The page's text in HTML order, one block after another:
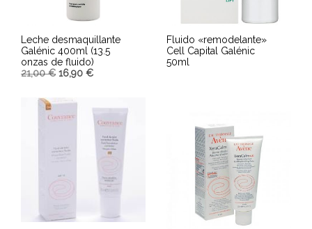
Leche desmaquillante
Galénic 400ml (13.5
onzas de fluido)
21,00€ 16,90 €
AÑADIR AL CARRITO
Fluido «remodelante»
Cell Capital Galénic
50ml